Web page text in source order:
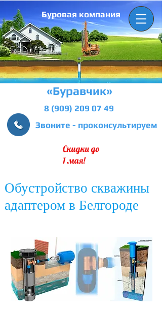
Буровая компания
«Буравчик»
8 (909) 209 07 49
Звоните - проконсультируем
Скидки до
1 мая!
Обустройство скважины
адаптером в Белгороде